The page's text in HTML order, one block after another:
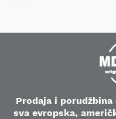
Prodaja i
sva evropska,